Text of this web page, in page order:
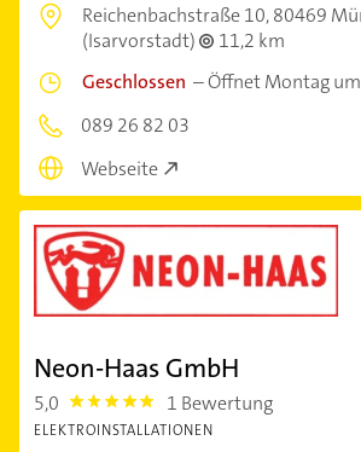
Reichenbachstraße 10,80469
(Isarvorstadt)
11,2 km
Geschlossen –Öffnet Montag
089 26 82 03
Webseite
Neon-Haas GmbH
5,0 5.0 1 Bewertung
ELEKTROINSTALLATIONEN